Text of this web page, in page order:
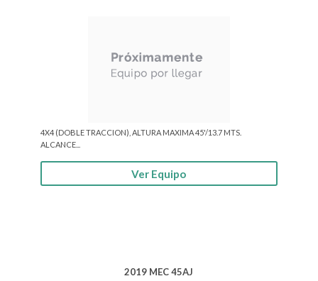
4X4 (DOBLE TRACCION), ALTURA MAXIMA 45'/13.7 MTS.
ALCANCE...
Ver Equipo
2019 MEC 45AJ